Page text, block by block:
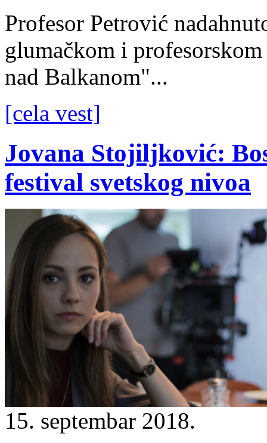
Profesor Petrović
glumačkom i
nad Balkanom"...
[cela vest]
Jovana Stojiljković:
festival svetskog nivoa
15. septembar 2018.